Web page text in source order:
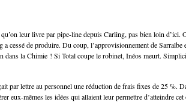
leur livre par pipe-line depuis Carling, pas bien loin d’ici.
cessé de produire. Du coup, l’approvisionnement de Sarralbe
dansla Chimie ! Si Total coupe le robinet, Inéos meurt.
par lettre au personnel une réduction de frais fixes de 25 %.
eux-mêmes les idées qui allaient leur permettre d’atteindre